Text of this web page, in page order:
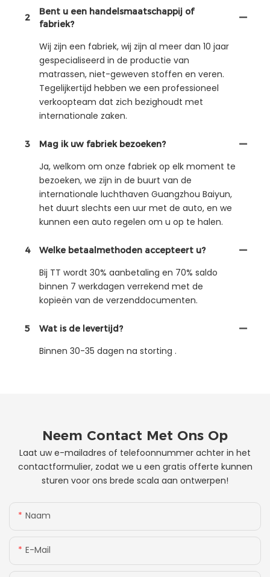
2
Bent u een handelsmaatschappij of
fabriek?
Wij zijn een fabriek, wij zijn al meer dan 10 jaar
gespecialiseerd in de productie van
matrassen, niet-geweven stoffen en veren.
Tegelijkertijd hebben we een professioneel
verkoopteam dat zich bezighoudt met
internationale zaken.
3 Mag ik uw fabriek bezoeken?
Ja, welkom om onze fabriek op elk moment te
bezoeken, we zijn in de buurt van de
internationale luchthaven Guangzhou Baiyun,
het duurt slechts een uur met de auto, en we
kunnen een auto regelen om u op te halen.
4 Welke betaalmethoden accepteert u?
Bij TT wordt 30% aanbetaling en 70% saldo
binnen 7 werkdagen verrekend met de
kopieën van de verzenddocumenten.
5 Wat is de levertijd?
Binnen 30-35 dagen na storting .
Neem Contact Met Ons Op
Laat uw e-mailadres of telefoonnummer achter in het
contactformulier, zodat we u een gratis offerte kunnen
sturen voor ons brede scala aan ontwerpen!
Naam
E-Mail